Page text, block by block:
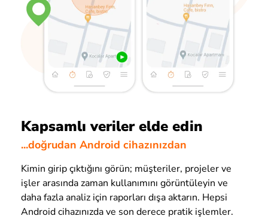
Kapsamlı veriler elde edin
...doğrudan Android cihazınızdan
Kimin girip çıktığını görün; müşteriler, projeler ve
işler arasında zaman kullanımını görüntüleyin ve
daha fazla analiz için raporları dışa aktarın. Hepsi
Android cihazınızda ve son derece pratik işlemler.